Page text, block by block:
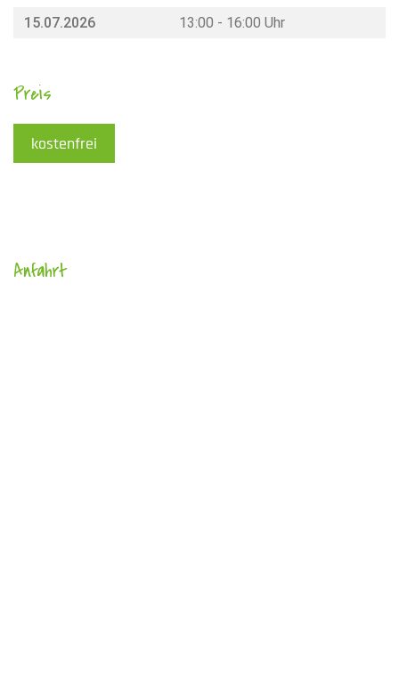
15.07.2026 13:00 - 16:00 Uhr
Preis
kostenfrei
Anfahrt